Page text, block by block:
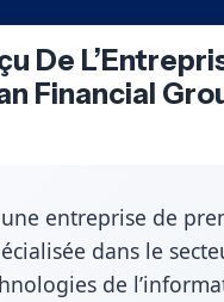
De
Financial
une entreprise de
dans le
de